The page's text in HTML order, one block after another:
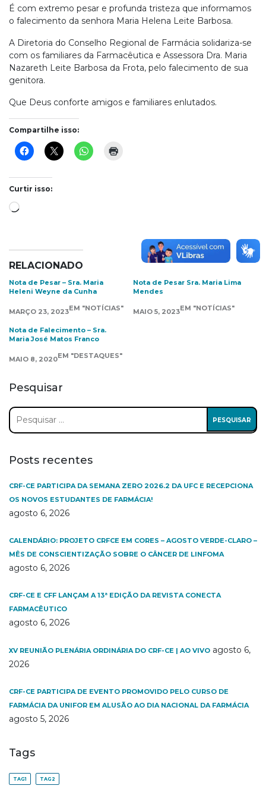
É com extremo pesar e profunda tristeza que informamos
o falecimento da senhora Maria Helena Leite Barbosa.
A Diretoria do Conselho Regional de Farmácia solidariza-se
com os familiares da Farmacêutica e Assessora Dra. Maria
Nazareth Leite Barbosa da Frota, pelo falecimento de sua
genitora.
Que Deus conforte amigos e familiares enlutados.
Compartilhe isso:
Curtir isso:
Carregando...
RELACIONADO
Nota de Pesar – Sra. Maria
Heleni Weyne da Cunha
MARÇO 23, 2023EM "NOTÍCIAS"
Nota de Pesar Sra. Maria Lima
Mendes
MAIO 5, 2023EM "NOTÍCIAS"
Nota de Falecimento – Sra.
Maria José Matos Franco
MAIO 8, 2020EM "DESTAQUES"
Pesquisar
Pesquisar
por:
Posts recentes
CRF-CE PARTICIPA DA SEMANA ZERO 2026.2 DA UFC E RECEPCIONA
OS NOVOS ESTUDANTES DE FARMÁCIA!
agosto 6, 2026
CALENDÁRIO: PROJETO CRFCE EM CORES – AGOSTO VERDE-CLARO –
MÊS DE CONSCIENTIZAÇÃO SOBRE O CÂNCER DE LINFOMA
agosto 6, 2026
CRF-CE E CFF LANÇAM A 13ª EDIÇÃO DA REVISTA CONECTA
FARMACÊUTICO
agosto 6, 2026
XV REUNIÃO PLENÁRIA ORDINÁRIA DO CRF-CE | AO VIVO agosto 6,
2026
CRF-CE PARTICIPA DE EVENTO PROMOVIDO PELO CURSO DE
FARMÁCIA DA UNIFOR EM ALUSÃO AO DIA NACIONAL DA FARMÁCIA
agosto 5, 2026
Tags
TAG1 TAG2